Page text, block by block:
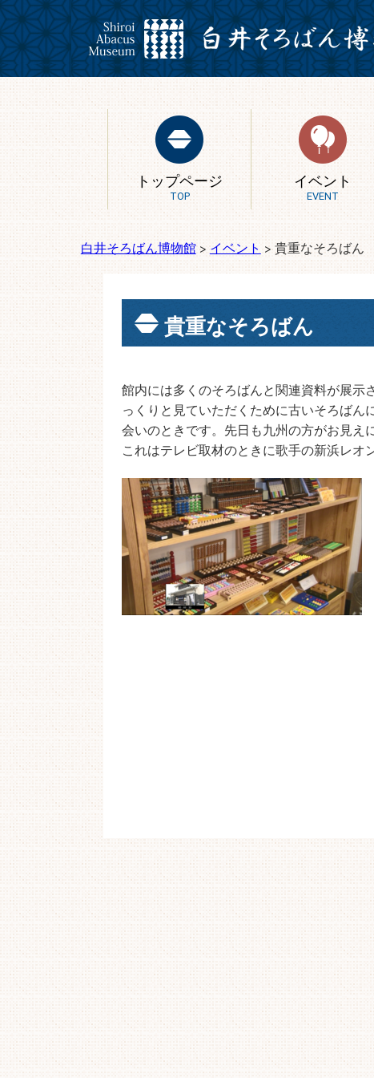
トップページ
TOP
イベント
EVENT
白井そろばん博物館> イベント >貴重なそろばん
貴重なそろばん
館内には多くのそろばんと関連資料が展示
っくりと見ていただくために古いそろば
会いのときです。先日も九州の方がお見え
これはテレビ取材のときに歌手の新浜レオ